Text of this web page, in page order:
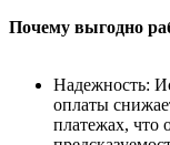
Почему выгодно
Надежность:
оплаты
платежах, что